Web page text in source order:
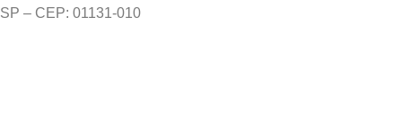
SP – CEP: 01131-010